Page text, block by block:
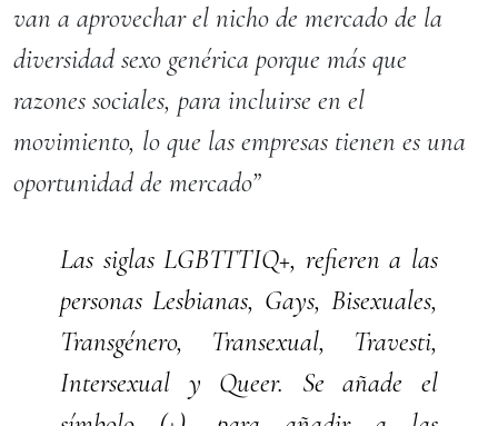
van a aprovechar el nicho de mercado de la
diversidad sexo genérica porque más que
razones sociales, para incluirse en el
movimiento, lo que las empresas tienen es una
oportunidad de mercado”
Las siglas LGBTTTIQ+, refieren a las
personas Lesbianas, Gays, Bisexuales,
Transgénero, Transexual, Travesti,
Intersexual y Queer. Se añade el